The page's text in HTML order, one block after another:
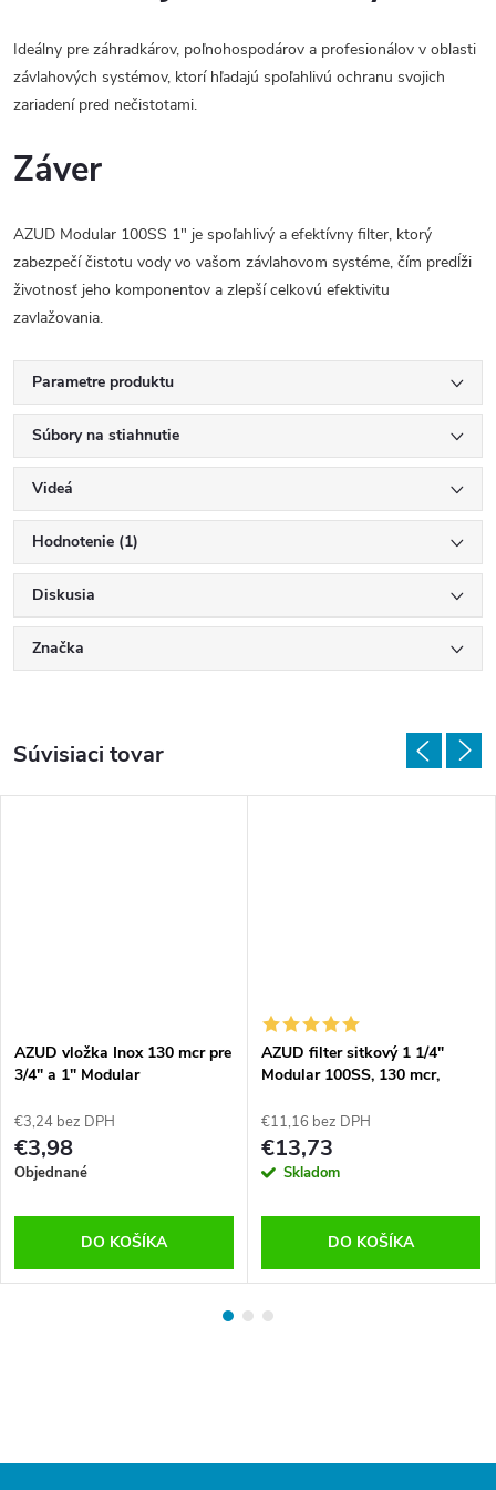
Ideálny pre záhradkárov, poľnohospodárov a profesionálov v oblasti
závlahových systémov, ktorí hľadajú spoľahlivú ochranu svojich
zariadení pred nečistotami.
Záver
AZUD Modular 100SS 1" je spoľahlivý a efektívny filter, ktorý
zabezpečí čistotu vody vo vašom závlahovom systéme, čím predĺži
životnosť jeho komponentov a zlepší celkovú efektivitu
zavlažovania.
Parametre produktu
Súbory na stiahnutie
Videá
Hodnotenie (1)
Diskusia
Značka
Súvisiaci tovar
AZUD vložka Inox 130 mcr pre
3/4" a 1" Modular
€3,24 bez DPH
€3,98
Objednané
DO KOŠÍKA
AZUD filter sitkový 1 1/4"
Modular 100SS, 130 mcr,
€11,16 bez DPH
€13,73
Skladom
DO KOŠÍKA